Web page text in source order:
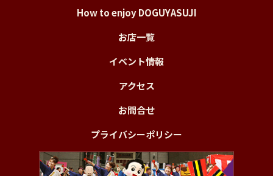
How to enjoy DOGUYASUJI
お店一覧
イベント情報
アクセス
お問合せ
プライバシーポリシー